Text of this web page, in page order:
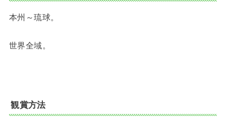
本州～琉球。
世界全域。
観賞方法